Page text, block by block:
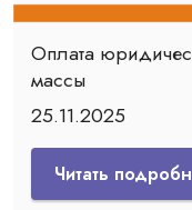
Оплата
массы
25.11.2025
Читать